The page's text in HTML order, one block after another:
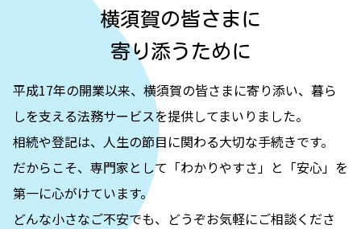
横須賀の皆さまに
寄り添うために
平成17年の開業以来、横須賀の皆さまに寄り添い、暮ら
しを支える法務サービスを提供してまいりました。
相続や登記は、人生の節目に関わる大切な手続きです。
だからこそ、専門家として「わかりやすさ」と「安心」を
第一に心がけています。
どんな小さなご不安でも、どうぞお気軽にご相談くださ